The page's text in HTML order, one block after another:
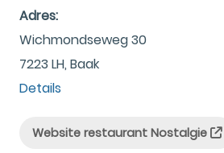
Adres:
Wichmondseweg 30
7223 LH, Baak
Details
Website restaurant Nostalgie